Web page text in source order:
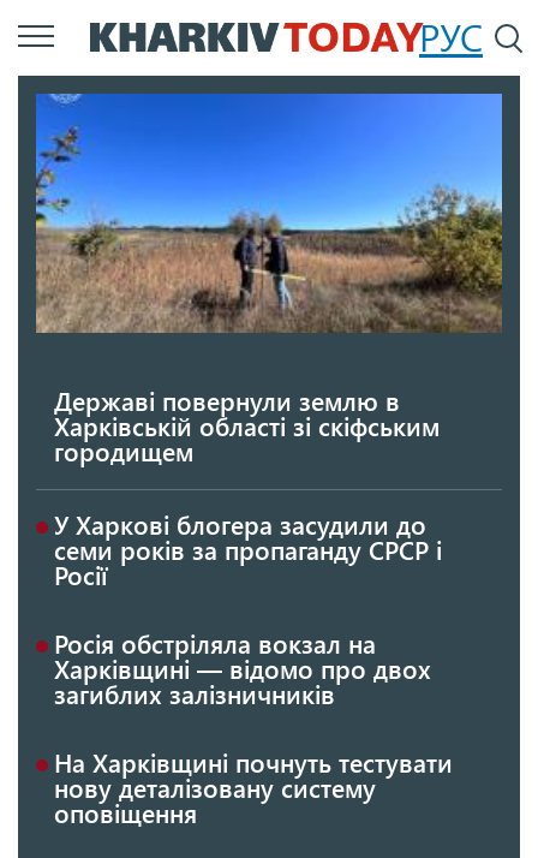
Перейти
до
РУС
Державі повернули землю в
Харківській області зі скіфським
городищем
У Харкові блогера засудили до
семи років за пропаганду СРСР і
Росії
Росія обстріляла вокзал на
Харківщині — відомо про двох
загиблих залізничників
На Харківщині почнуть тестувати
нову деталізовану систему
оповіщення